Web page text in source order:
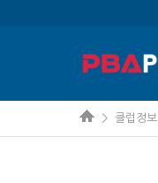
> 클럽정보